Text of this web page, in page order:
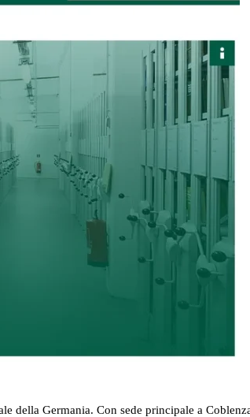
della Germania. Con sede principale a